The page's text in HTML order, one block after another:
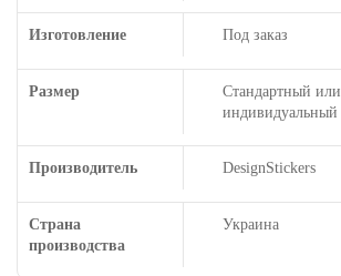
Изготовление Под заказ
Размер
Стандартный или
индивидуальный
Производитель DesignStickers
Страна
производства
Украина